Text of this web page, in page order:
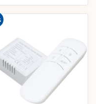
3,534 ден.